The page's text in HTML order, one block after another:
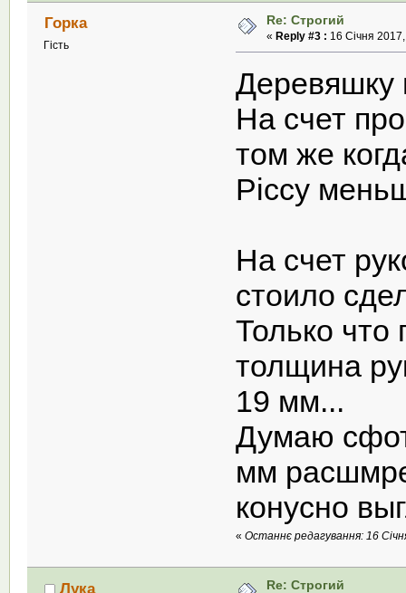
Горка
Гість
Re: Строгий
« Reply #3 : 16 Січня
Деревяшку
На счет
том же
Piccy
На счет
стоило
Только что
толщина
19 мм...
Думаю
мм
конусно
«Останнє редагування: 16
Лука Re: Строгий